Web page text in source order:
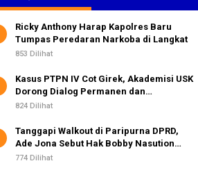
Ricky Anthony Harap Kapolres Baru
Tumpas Peredaran Narkoba di Langkat
853 Dilihat
Kasus PTPN IV Cot Girek, Akademisi USK
Dorong Dialog Permanen dan
Penegakan Hukum
824 Dilihat
Tanggapi Walkout di Paripurna DPRD,
Ade Jona Sebut Hak Bobby Nasution
Sebagai Kepala Daerah
774 Dilihat